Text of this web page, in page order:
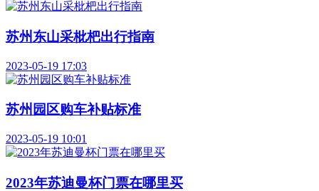
苏州东山采枇杷出行指南
2023-05-19 17:03
苏州园区购车补贴标准
2023-05-19 10:01
2023年苏迪曼杯门票在哪里买